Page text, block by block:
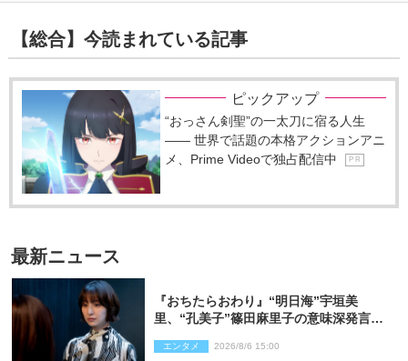
【総合】今読まれている記事
ピックアップ
“おっさん剣聖”の一太刀に宿る人生
―― 世界で話題の本格アクションアニ
メ、Prime Videoで独占配信中
P R
最新ニュース
『おちたらおわり』“明日海”宇垣美
里、“孔美子”篠田麻里子の意味深発言に
開」
エンタメ 2026/8/6 15:00